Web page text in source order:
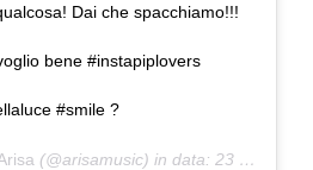
Dai che spacchiamo!!!
bene #instapiplovers
#smile ?
(@arisamusic) in data: 23 Set 2019 alle ore 10:33 PDT